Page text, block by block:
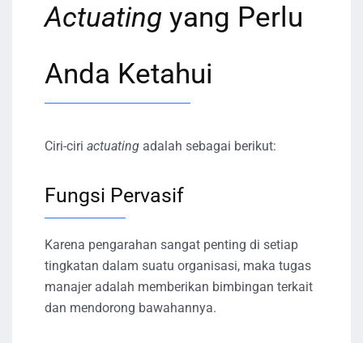
Actuating yang Perlu
Anda Ketahui
Ciri-ciri actuating adalah sebagai berikut:
Fungsi Pervasif
Karena pengarahan sangat penting di setiap
tingkatan dalam suatu organisasi, maka tugas
manajer adalah memberikan bimbingan terkait
dan mendorong bawahannya.